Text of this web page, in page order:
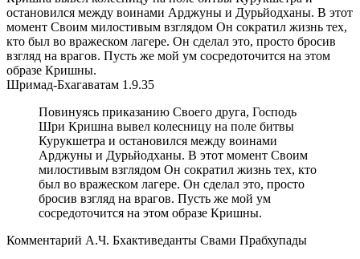
Шримад-Бхагаватам 1.9.35
Повинуясь приказанию Своего друга, Господь
Шри Кришна вывел колесницу на поле битвы
Курукшетра и остановился между воинами
Арджуны и Дурьйодханы. В этот момент Своим
милостивым взглядом Он сократил жизнь тех, кто
был во вражеском лагере. Он сделал это, просто
бросив взгляд на врагов. Пусть же мой ум
сосредоточится на этом образе Кришны.
Комментарий А.Ч. Бхактиведанты Свами Прабхупады